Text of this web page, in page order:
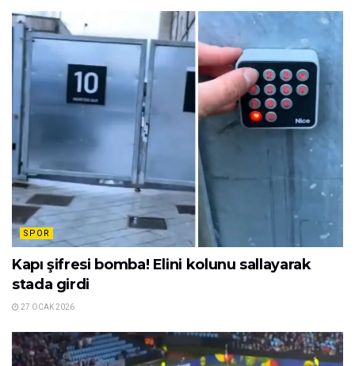
SPOR
Kapı şifresi bomba! Elini kolunu sallayarak
stada girdi
27 OCAK 2026